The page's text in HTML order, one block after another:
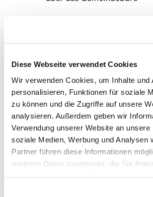
Diese Webseite verwendet Cookies
Wir verwenden Cookies, um Inhalte und
personalisieren, Funktionen für soziale
zu können und die Zugriffe auf unsere
analysieren. Außerdem geben wir
Verwendung unserer Website an unsere
soziale Medien, Werbung und Analysen
Partner führen diese Informationen
weiteren Daten zusammen, die Sie